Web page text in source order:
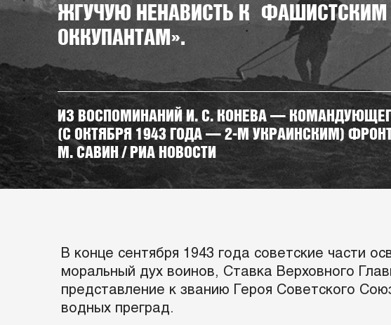
ЖГУЧУЮ НЕНАВИСТЬ К ФАШИСТСКИМ
ОККУПАНТАМ».
ИЗ ВОСПОМИНАНИЙ И. С. КОНЕВА —
(С ОКТЯБРЯ 1943 ГОДА — 2-М УКРАИНСКИМ)
М. САВИН / РИА НОВОСТИ
В конце сентября 1943 года советские части
моральный дух воинов, Ставка Верховного
представление к званию Героя Советского
водных преград.